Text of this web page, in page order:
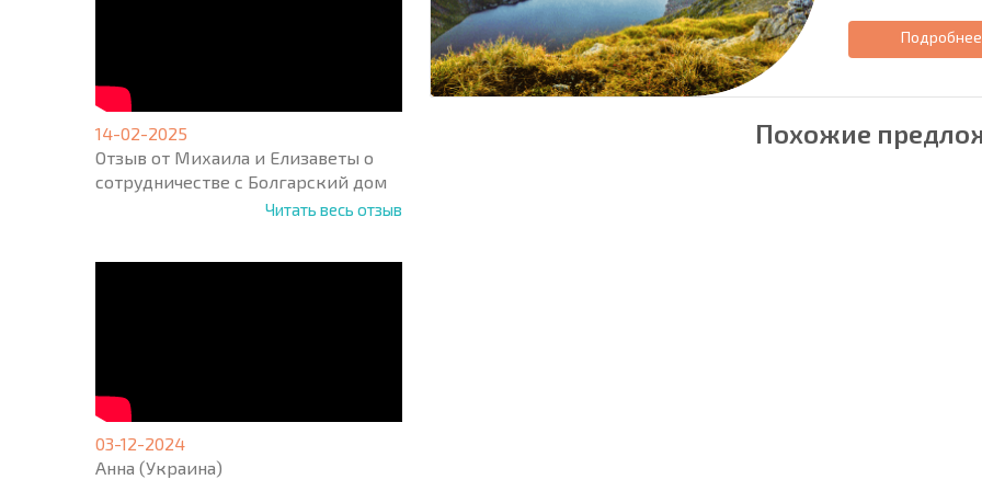
14-02-2025
Отзыв от Михаила и Елизаветы о
сотрудничестве с Болгарский дом
Читать весь отзыв
03-12-2024
Анна (Украина)
Подробнее
Похожие